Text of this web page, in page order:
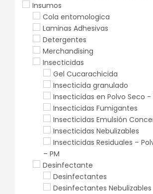
Insumos
Cola entomologica
Laminas Adhesivas
Detergentes
Merchandising
Insecticidas
Gel Cucarachicida
Insecticida granulado
Insecticidas en Polvo Seco -
Insecticidas Fumigantes
Insecticidas Emulsión
Insecticidas Nebulizables
Insecticidas Residuales –
– PM
Desinfectante
Desinfectantes
Desinfectantes Nebulizables